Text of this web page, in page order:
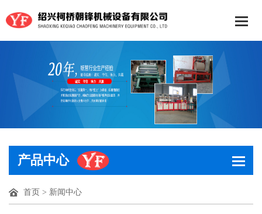
产品中心
首页 > 新闻中心